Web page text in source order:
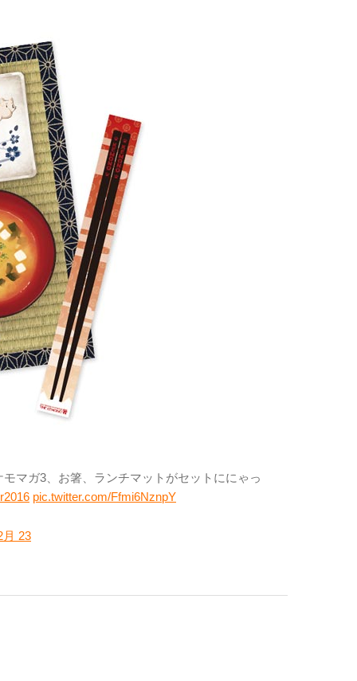
マガ3、お箸、ランチマットがセットににゃっ
pic.twitter.com/Ffmi6NznpY
月 23